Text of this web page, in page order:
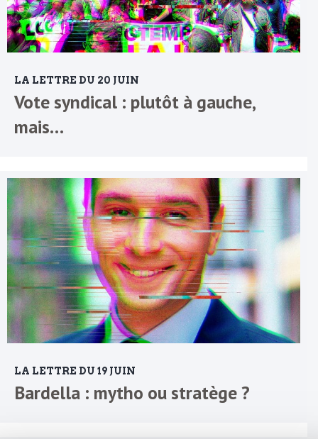
LA LETTRE DU 20 JUIN
Vote syndical : plutôt à gauche,
mais…
LA LETTRE DU 19 JUIN
Bardella : mytho ou stratège ?